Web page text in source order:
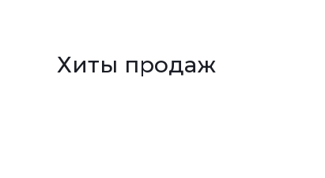
Хиты продаж